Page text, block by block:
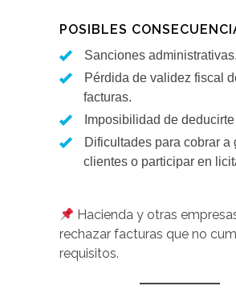
POSIBLES
Sanciones administrativas.
Pérdida de validez fiscal
facturas.
Imposibilidad de
Dificultades para cobrar a
clientes o participar en
Hacienda y otras
rechazar facturas que no
requisitos.